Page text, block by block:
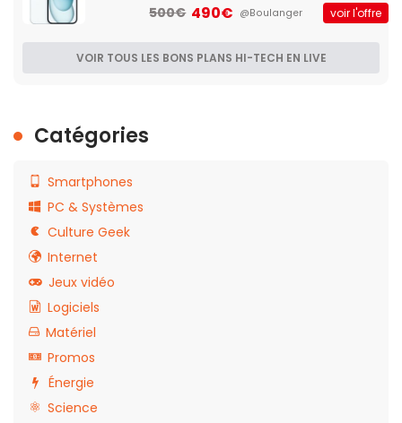
500€ 490€ @Boulanger voir l'offre
VOIR TOUS LES BONS PLANS HI-TECH EN LIVE
Catégories
Smartphones
PC & Systèmes
Culture Geek
Internet
Jeux vidéo
Logiciels
Matériel
Promos
Énergie
Science